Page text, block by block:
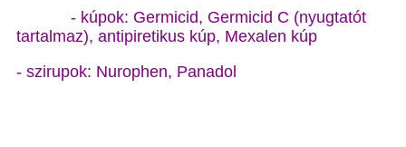
- kúpok: Germicid, Germicid C (nyugtatót
tartalmaz), antipiretikus kúp, Mexalen kúp
- szirupok: Nurophen, Panadol